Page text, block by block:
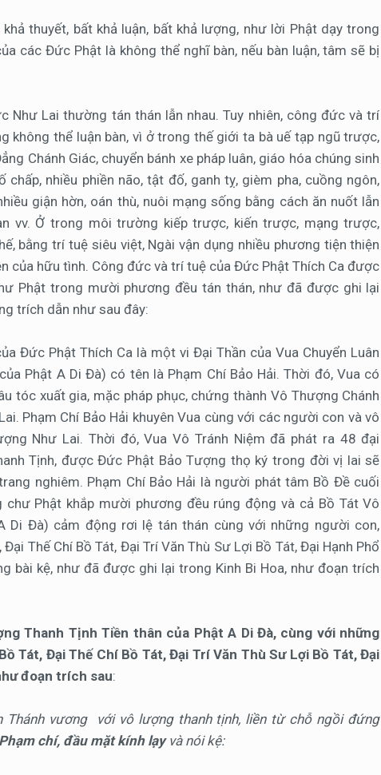
thuyết, bất khả luận, bất khả lượng, như lời Phật dạy trong
các Đức Phật là không thể nghĩ bàn, nếu bàn luận, tâm sẽ bị
Lai thường tán thán lẫn nhau. Tuy nhiên, công đức và trí
không thể luận bàn, vì ở trong thế giới ta bà uế tạp ngũ trược,
Chánh Giác, chuyển bánh xe pháp luân, giáo hóa chúng sinh
nhiều phiền não, tật đố, ganh tỵ, gièm pha, cuồng ngôn,
giận hờn, oán thù, nuôi mạng sống bằng cách ăn nuốt lẫn
vv. Ở trong môi trường kiếp trược, kiến trược, mạng trược,
bằng trí tuệ siêu việt, Ngài vận dụng nhiều phương tiện thiện
của hữu tình. Công đức và trí tuệ của Đức Phật Thích Ca được
Phật trong mười phương đều tán thán, như đã được ghi lại
trích dẫn như sau đây:
Đức Phật Thích Ca là một vi Đại Thần của Vua Chuyển Luân
Phật A Di Đà) có tên là Phạm Chí Bảo Hải. Thời đó, Vua có
tóc xuất gia, mặc pháp phục, chứng thành Vô Thượng Chánh
Phạm Chí Bảo Hải khuyên Vua cùng với các người con và vô
Như Lai. Thời đó, Vua Vô Tránh Niệm đã phát ra 48 đại
Tịnh, được Đức Phật Bảo Tượng thọ ký trong đời vị lai sẽ
nghiêm. Phạm Chí Bảo Hải là người phát tâm Bồ Đề cuối
Phật khắp mười phương đều rúng động và cả Bồ Tát Vô
Di Đà) cảm động rơi lệ tán thán cùng với những người con,
Thế Chí Bồ Tát, Đại Trí Văn Thù Sư Lợi Bồ Tát, Đại Hạnh Phổ
bài kệ, như đã được ghi lại trong Kinh Bi Hoa, như đoạn trích
Thanh Tịnh Tiền thân của Phật A Di Đà, cùng với những
Tát, Đại Thế Chí Bồ Tát, Đại Trí Văn Thù Sư Lợi Bồ Tát, Đại
đoạn trích sau:
Thánh vương với vô lượng thanh tịnh, liền từ chỗ ngồi đứng
chí, đầu mặt kính lạyvà nói kệ: